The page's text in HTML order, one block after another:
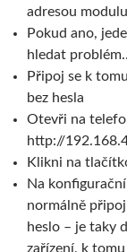
adresou
Pokud ano,
hledat
Připoj se k
bez hesla
Otevři na
http://
Klikni na
Na
normálně
heslo – je taky
zařízení, k